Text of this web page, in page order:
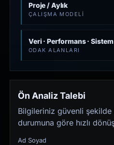
Proje / Aylık
ÇALIŞMA MODELI
Veri · Performans · Sistem
ODAK ALANLARI
Ön Analiz Talebi
Bilgileriniz güvenli
durumuna göre hızlı
Ad Soyad